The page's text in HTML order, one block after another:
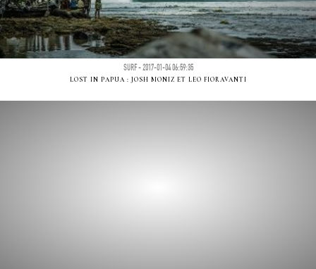
SURF - 2017-01-04 06:59:35
LOST IN PAPUA : JOSH MONIZ ET LEO FIORAVANTI